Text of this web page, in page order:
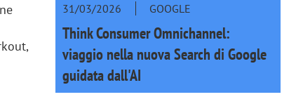
31/03/2026 GOOGLE
Think Consumer Omnichannel:
viaggio nella nuova Search di Google
guidata dall'AI